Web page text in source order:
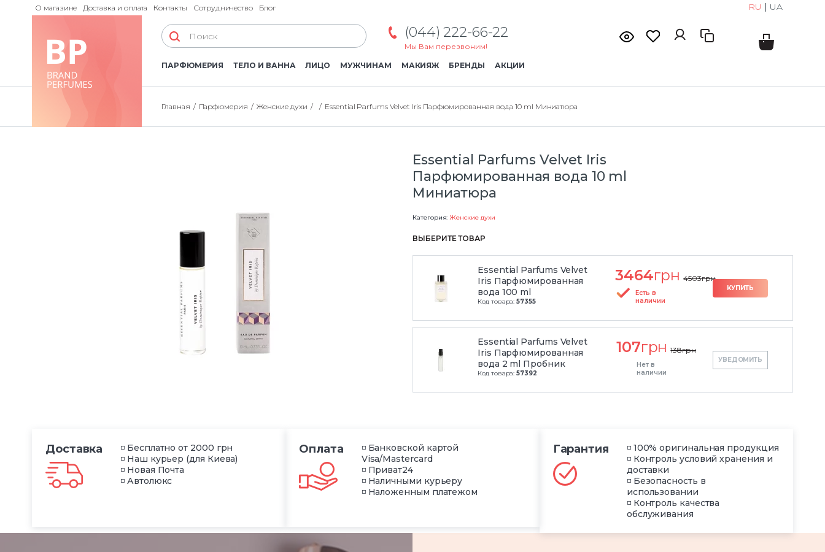
О магазине Доставка и оплата Контакты Сотрудничество Блог RU | UA
(044) 222-66-22
Мы Вам перезвоним!
ПАРФЮМЕРИЯ ТЕЛО И ВАННА ЛИЦО МУЖЧИНАМ МАКИЯЖ БРЕНДЫ АКЦИИ
Главная Парфюмерия Женские духи Essential Parfums Velvet Iris Парфюмированная вода 10 ml Миниатюра
Essential Parfums Velvet Iris
Парфюмированная вода 10 ml
Миниатюра
Категория: Женские духи
ВЫБЕРИТЕ ТОВАР
Essential Parfums Velvet
Iris Парфюмированная
вода 100 ml
Код товара: 57355
3464грн 4503грн
Есть в
наличии
КУПИТЬ
Essential Parfums Velvet
Iris Парфюмированная
вода 2 ml Пробник
Код товара: 57392
107грн 138грн
Нет в
наличии
УВЕДОМИТЬ
Доставка
◽ Бесплатно от 2000 грн
◽ Наш курьер (для Киева)
◽ Новая Почта
◽ Автолюкс
Оплата
◽ Банковской картой
Visa/Mastercard
◽ Приват24
◽ Наличными курьеру
◽ Наложенным платежом
Гарантия
◽ 100% оригинальная продукция
◽ Контроль условий хранения и
доставки
◽ Безопасность в
использовании
◽ Контроль качества
обслуживания